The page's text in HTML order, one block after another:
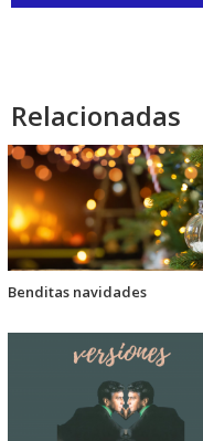
Relacionadas
Benditas navidades